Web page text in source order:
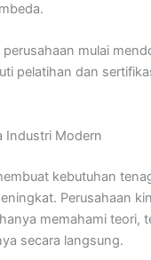
mulai
pelatihan dan
Industri Modern
kebutuhan
Perusahaan
memahami teori,
secara langsung.